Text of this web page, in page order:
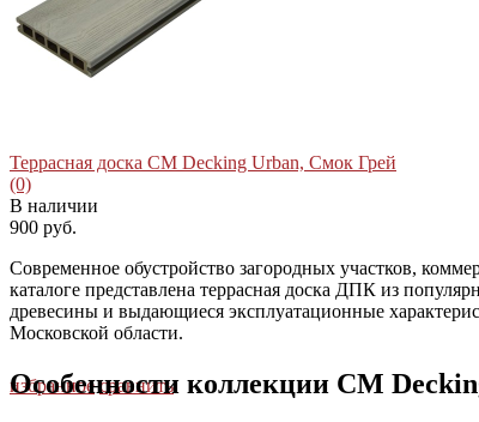
избранное сравнить
избранное сравнить
Террасная доска CM Decking Urban, Смок Грей
(0)
В наличии
900 руб.
Современное обустройство загородных участков,
каталоге представлена террасная доска ДПК из
древесины и выдающиеся эксплуатационные
Московской области.
Особенности коллекции CM